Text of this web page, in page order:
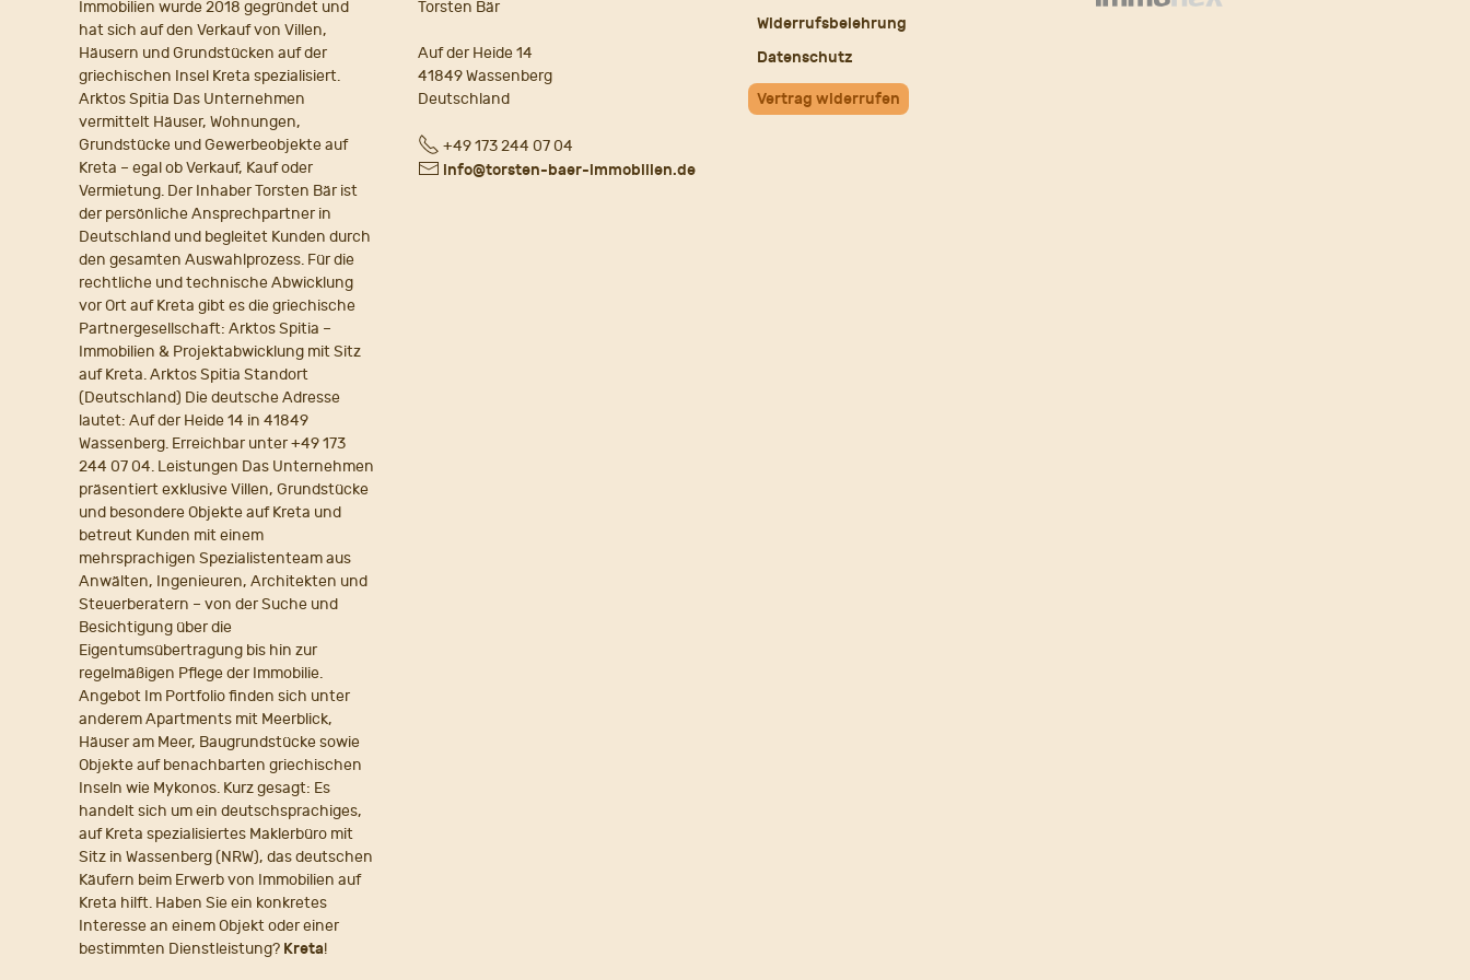
Immobilien wurde 2018 gegründet und
hat sich auf den Verkauf von Villen,
Häusern und Grundstücken auf der
griechischen Insel Kreta spezialisiert.
Arktos Spitia Das Unternehmen
vermittelt Häuser, Wohnungen,
Grundstücke und Gewerbeobjekte auf
Kreta – egal ob Verkauf, Kauf oder
Vermietung. Der Inhaber Torsten Bär ist
der persönliche Ansprechpartner in
Deutschland und begleitet Kunden durch
den gesamten Auswahlprozess. Für die
rechtliche und technische Abwicklung
vor Ort auf Kreta gibt es die griechische
Partnergesellschaft: Arktos Spitia –
Immobilien & Projektabwicklung mit Sitz
auf Kreta. Arktos Spitia Standort
(Deutschland) Die deutsche Adresse
lautet: Auf der Heide 14 in 41849
Wassenberg. Erreichbar unter +49 173
244 07 04. Leistungen Das Unternehmen
präsentiert exklusive Villen, Grundstücke
und besondere Objekte auf Kreta und
betreut Kunden mit einem
mehrsprachigen Spezialistenteam aus
Anwälten, Ingenieuren, Architekten und
Steuerberatern – von der Suche und
Besichtigung über die
Eigentumsübertragung bis hin zur
regelmäßigen Pflege der Immobilie.
Angebot Im Portfolio finden sich unter
anderem Apartments mit Meerblick,
Häuser am Meer, Baugrundstücke sowie
Objekte auf benachbarten griechischen
Inseln wie Mykonos. Kurz gesagt: Es
handelt sich um ein deutschsprachiges,
auf Kreta spezialisiertes Maklerbüro mit
Sitz in Wassenberg (NRW), das deutschen
Käufern beim Erwerb von Immobilien auf
Kreta hilft. Haben Sie ein konkretes
Interesse an einem Objekt oder einer
bestimmten Dienstleistung? Kreta!
Torsten Bär
Auf der Heide 14
41849 Wassenberg
Deutschland
Fon+49 173 244 07 04
E- info@torsten-baer-immobilien.de
Widerrufsbelehrung
Datenschutz
Vertrag widerrufen